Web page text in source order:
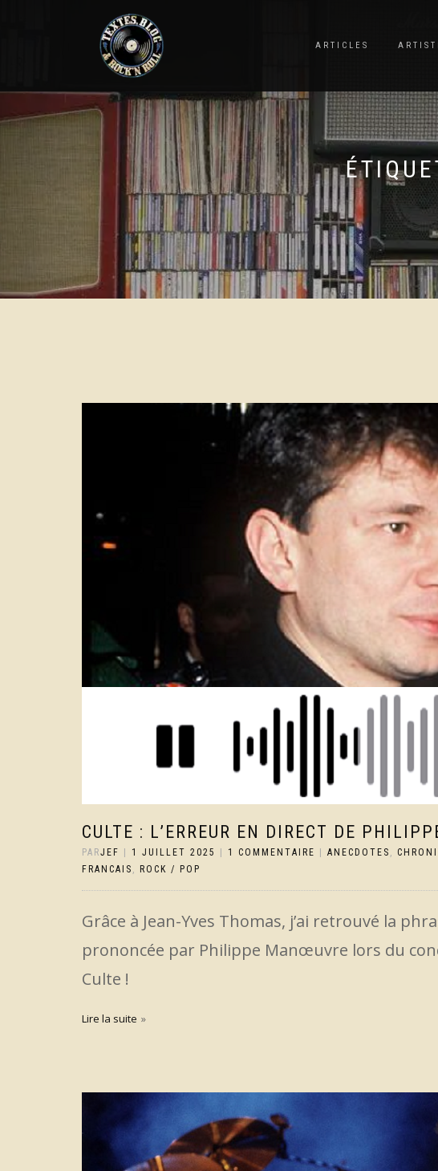
ARTICLES
CULTE : L’ERREUR EN DIRECT DE
PARJEF 1 JUILLET 2025 1 COMMENTAIRE ANECDOTES ,
FRANCAIS , ROCK / POP
Grâce à Jean-Yves Thomas, j’ai retrouvé la
prononcée par Philippe Manœuvre lors du
Culte !
Lire la suite